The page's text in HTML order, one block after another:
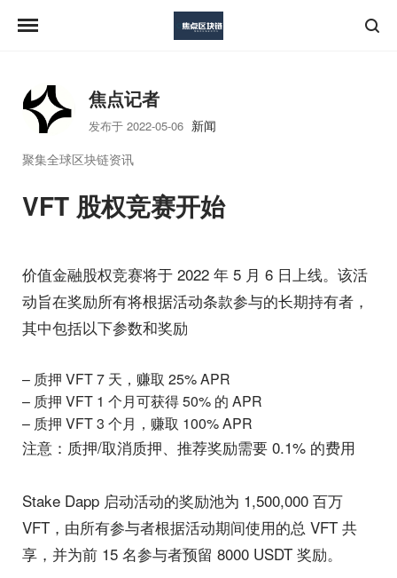
焦点记者
发布于 2022-05-06 新闻
聚集全球区块链资讯
VFT 股权竞赛开始
价值金融股权竞赛将于 2022 年 5 月 6 日上线。该活
动旨在奖励所有将根据活动条款参与的长期持有者，
其中包括以下参数和奖励
– 质押 VFT 7 天，赚取 25% APR
– 质押 VFT 1 个月可获得 50% 的 APR
– 质押 VFT 3 个月，赚取 100% APR
注意：质押/取消质押、推荐奖励需要 0.1% 的费用
Stake Dapp 启动活动的奖励池为 1,500,000 百万
VFT，由所有参与者根据活动期间使用的总 VFT 共
享，并为前 15 名参与者预留 8000 USDT 奖励。